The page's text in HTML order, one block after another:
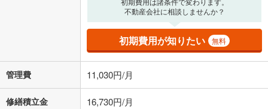
上、ご自身での入力をお願いいたします。初期設定で自動入力されてい
る値は、実際の金融機関等における貸出金利とは何ら関係がなく、実際
の金融機関等における貸出金利を何ら保証するものではありません。返
済方法「元利均等返済」にて算出しております。入力された金利を35年
適用した場合の計算結果を表示しています。
その他月額費用や、初期費用がかかります。ご注意ください。実際にお
借り入れの際は各金融機関等に、必ずご自身でご確認をお願いいたしま
す。
条件によってお借り入れができないことがあります。
不動産会社に相談しませんか？
初期費用が知りたい 無料
管理費 11,030円/月
修繕積立金 16,730円/月